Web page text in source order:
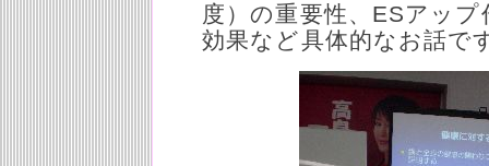
度）の重要性、ESアッ
効果など具体的なお話で